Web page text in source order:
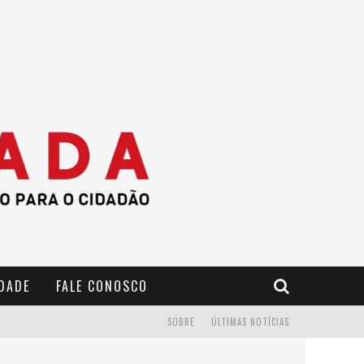
FALE CONOSCO
ÚLTIMAS NOTÍCIAS
SOBRE